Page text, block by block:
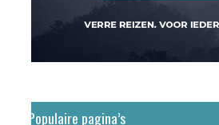
Populaire pagina’s